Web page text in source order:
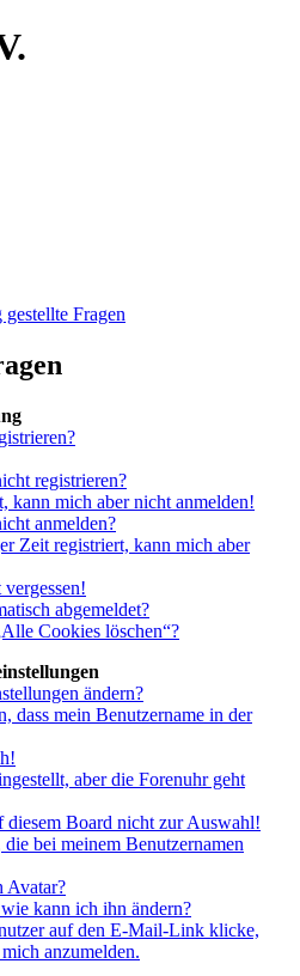
Fragen
registrieren?
kann mich aber nicht anmelden!
anmelden?
Zeit registriert, kann mich aber
abgemeldet?
Cookies löschen“?
ändern?
dass mein Benutzername in der
aber die Forenuhr geht
diesem Board nicht zur Auswahl!
bei meinem Benutzernamen
Avatar?
kann ich ihn ändern?
auf den E-Mail-Link klicke,
anzumelden.